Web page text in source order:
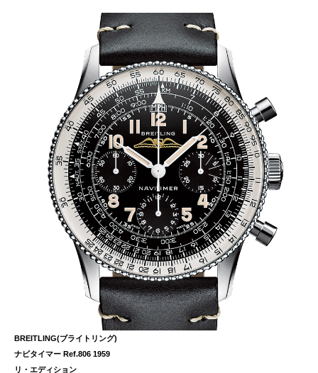
BREITLING(ブライトリング)
ナビタイマー Ref.806 1959
リ・エディション